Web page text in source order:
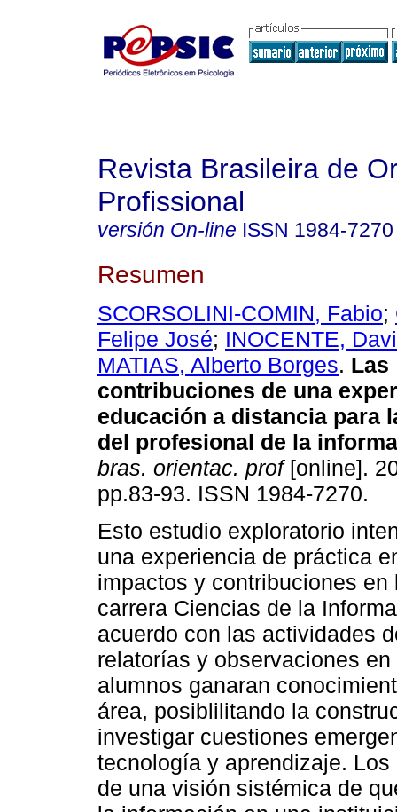
Revista Brasileira de
Profissional
versión On-line ISSN 1984-7270
Resumen
SCORSOLINI-COMIN, Fabio;
Felipe José; INOCENTE,
MATIAS, Alberto Borges. Las
contribuciones de una
educación a distancia para
del profesional de la
bras. orientac. prof[online].
pp.83-93. ISSN 1984-7270.
Esto estudio exploratorio
una experiencia de práctica
impactos y contribuciones
carrera Ciencias de la
acuerdo con las actividades
relatorías y observaciones
alumnos ganaran
área, posiblilitando la
investigar cuestiones
tecnología y aprendizaje.
de una visión sistémica de